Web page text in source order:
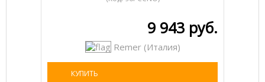
9 943 руб.
Remer (Италия)
КУПИТЬ